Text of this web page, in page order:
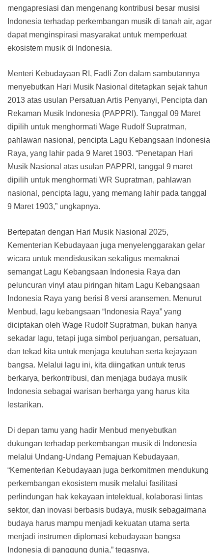
mengapresiasi dan mengenang kontribusi besar musisi
Indonesia terhadap perkembangan musik di tanah air, agar
dapat menginspirasi masyarakat untuk memperkuat
ekosistem musik di Indonesia.
Menteri Kebudayaan RI, Fadli Zon dalam sambutannya
menyebutkan Hari Musik Nasional ditetapkan sejak tahun
2013 atas usulan Persatuan Artis Penyanyi, Pencipta dan
Rekaman Musik Indonesia (PAPPRI). Tanggal 09 Maret
dipilih untuk menghormati Wage Rudolf Supratman,
pahlawan nasional, pencipta Lagu Kebangsaan Indonesia
Raya, yang lahir pada 9 Maret 1903. “Penetapan Hari
Musik Nasional atas usulan PAPPRI, tanggal 9 maret
dipilih untuk menghormati WR Supratman, pahlawan
nasional, pencipta lagu, yang memang lahir pada tanggal
9 Maret 1903,” ungkapnya.
Bertepatan dengan Hari Musik Nasional 2025,
Kementerian Kebudayaan juga menyelenggarakan gelar
wicara untuk mendiskusikan sekaligus memaknai
semangat Lagu Kebangsaan Indonesia Raya dan
peluncuran vinyl atau piringan hitam Lagu Kebangsaan
Indonesia Raya yang berisi 8 versi aransemen. Menurut
Menbud, lagu kebangsaan “Indonesia Raya” yang
diciptakan oleh Wage Rudolf Supratman, bukan hanya
sekadar lagu, tetapi juga simbol perjuangan, persatuan,
dan tekad kita untuk menjaga keutuhan serta kejayaan
bangsa. Melalui lagu ini, kita diingatkan untuk terus
berkarya, berkontribusi, dan menjaga budaya musik
Indonesia sebagai warisan berharga yang harus kita
lestarikan.
Di depan tamu yang hadir Menbud menyebutkan
dukungan terhadap perkembangan musik di Indonesia
melalui Undang-Undang Pemajuan Kebudayaan,
“Kementerian Kebudayaan juga berkomitmen mendukung
perkembangan ekosistem musik melalui fasilitasi
perlindungan hak kekayaan intelektual, kolaborasi lintas
sektor, dan inovasi berbasis budaya, musik sebagaimana
budaya harus mampu menjadi kekuatan utama serta
menjadi instrumen diplomasi kebudayaan bangsa
Indonesia di panggung dunia,” tegasnya.